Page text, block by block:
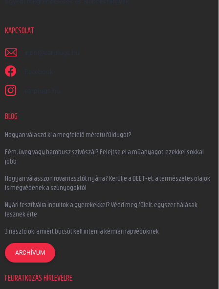
KAPCSOLAT
irjon @ earplugs.hu
Facebook
earplugs.hu
BLOG
Hogyan válaszd ki a megfelelő méretű füldugót?
Fém, üveg vagy bambusz szívószál? Felejtse el a műanyagot, ezekkel sokkal
jobb
Hogyan válasszon rovarriasztót nyárra? Kerülje a DEET-et, a természetes olajok
is megvédenek a szúnyogoktól
Nyári fesztiválra indultok a gyerekekkel? Védd meg füleit, egyszer hálásak
lesznek érte
3 riasztó ok, amiért búcsút kell inteni a kémiai napvédőknek
ARCHÍVUM
FELIRATKOZÁS HÍRLEVÉLRE